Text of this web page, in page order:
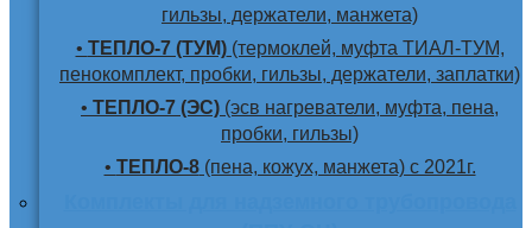
гильзы, держатели, манжета)
• ТЕПЛО-7 (ТУМ)(термоклей, муфта ТИАЛ-ТУМ,
пенокомплект, пробки, гильзы, держатели, заплатки)
• ТЕПЛО-7 (ЭС) (эсв нагреватели, муфта, пена,
пробки, гильзы)
• ТЕПЛО-8(пена, кожух, манжета) с 2021г.